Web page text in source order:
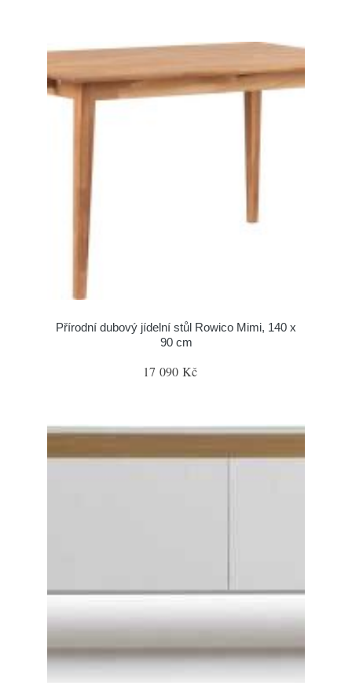
Přírodní dubový jídelní stůl Rowico Mimi, 140 x
90 cm
17 090 Kč